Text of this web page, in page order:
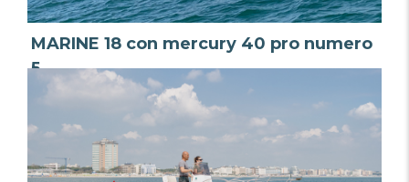
MARINE 18 con mercury 40 pro numero
5
da € 220,00 al giorno